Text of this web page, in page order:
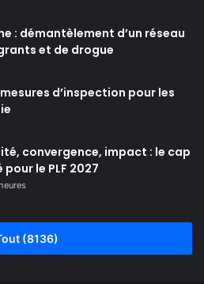
: démantèlement d’un réseau
et de drogue
d’inspection pour les
convergence, impact : le cap
le PLF 2027
(8136)